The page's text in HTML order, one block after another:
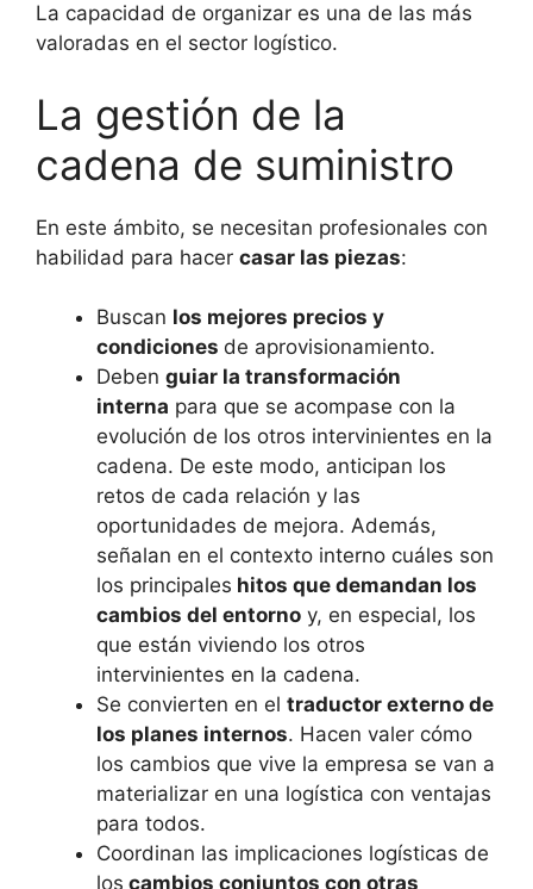
La capacidad de organizar es una de las más
valoradas en el sector logístico.
La gestión de la
cadena de suministro
En este ámbito, se necesitan profesionales con
habilidad para hacer casar las piezas:
Buscan los mejores precios y
condiciones de aprovisionamiento.
Deben guiar la transformación
interna para que se acompase con la
evolución de los otros intervinientes en la
cadena. De este modo, anticipan los
retos de cada relación y las
oportunidades de mejora. Además,
señalan en el contexto interno cuáles son
los principales hitos que demandan los
cambios del entorno y, en especial, los
que están viviendo los otros
intervinientes en la cadena.
Se convierten en el traductor externo de
los planes internos. Hacen valer cómo
los cambios que vive la empresa se van a
materializar en una logística con ventajas
para todos.
Coordinan las implicaciones logísticas de
los cambios conjuntos con otras